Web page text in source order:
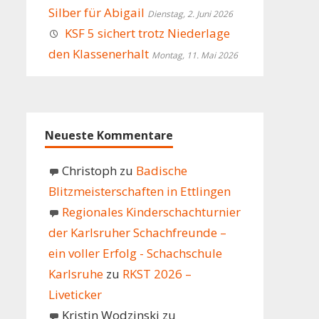
Silber für Abigail Dienstag, 2. Juni 2026
KSF 5 sichert trotz Niederlage
den Klassenerhalt Montag, 11. Mai 2026
Neueste Kommentare
Christoph zu Badische
Blitzmeisterschaften in Ettlingen
Regionales Kinderschachturnier
der Karlsruher Schachfreunde –
ein voller Erfolg - Schachschule
Karlsruhezu RKST 2026 –
Liveticker
Kristin Wodzinski zu